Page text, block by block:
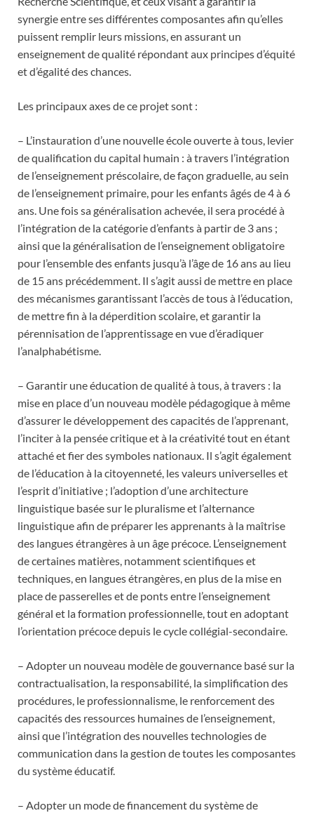
synergie entre ses différentes composantes afin qu’elles
puissent remplir leurs missions, en assurant un
enseignement de qualité répondant aux principes d’équité
et d’égalité des chances.
Les principaux axes de ce projet sont :
– L’instauration d’une nouvelle école ouverte à tous, levier
de qualification du capital humain : à travers l’intégration
de l’enseignement préscolaire, de façon graduelle, au sein
de l’enseignement primaire, pour les enfants âgés de 4 à 6
ans. Une fois sa généralisation achevée, il sera procédé à
l’intégration de la catégorie d’enfants à partir de 3 ans ;
ainsi que la généralisation de l’enseignement obligatoire
pour l’ensemble des enfants jusqu’à l’âge de 16 ans au lieu
de 15 ans précédemment. Il s’agit aussi de mettre en place
des mécanismes garantissant l’accès de tous à l’éducation,
de mettre fin à la déperdition scolaire, et garantir la
pérennisation de l’apprentissage en vue d’éradiquer
l’analphabétisme.
– Garantir une éducation de qualité à tous, à travers : la
mise en place d’un nouveau modèle pédagogique à même
d’assurer le développement des capacités de l’apprenant,
l’inciter à la pensée critique et à la créativité tout en étant
attaché et fier des symboles nationaux. Il s’agit également
de l’éducation à la citoyenneté, les valeurs universelles et
l’esprit d’initiative ; l’adoption d’une architecture
linguistique basée sur le pluralisme et l’alternance
linguistique afin de préparer les apprenants à la maîtrise
des langues étrangères à un âge précoce. L’enseignement
de certaines matières, notamment scientifiques et
techniques, en langues étrangères, en plus de la mise en
place de passerelles et de ponts entre l’enseignement
général et la formation professionnelle, tout en adoptant
l’orientation précoce depuis le cycle collégial-secondaire.
– Adopter un nouveau modèle de gouvernance basé sur la
contractualisation, la responsabilité, la simplification des
procédures, le professionnalisme, le renforcement des
capacités des ressources humaines de l’enseignement,
ainsi que l’intégration des nouvelles technologies de
communication dans la gestion de toutes les composantes
du système éducatif.
– Adopter un mode de financement du système de